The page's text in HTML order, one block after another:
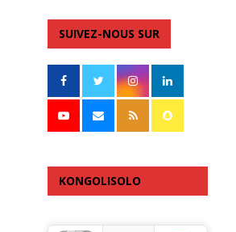
SUIVEZ-NOUS SUR
KONGOLISOLO